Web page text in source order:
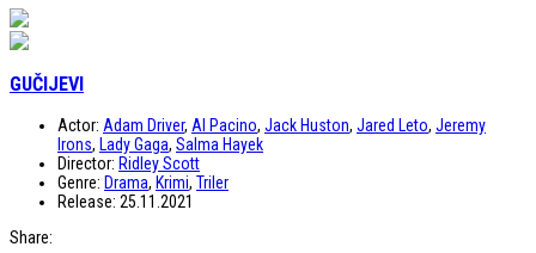
GUČIJEVI
Actor: Adam Driver, Al Pacino, Jack Huston, Jared Leto, Jeremy
Irons, Lady Gaga, Salma Hayek
Director: Ridley Scott
Genre: Drama, Krimi, Triler
Release: 25.11.2021
Share: